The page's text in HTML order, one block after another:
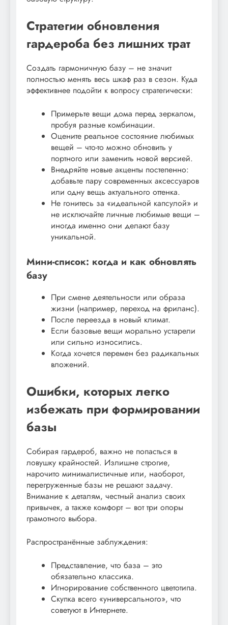
Стратегии обновления
гардероба без лишних трат
Создать гармоничную базу – не значит
полностью менять весь шкаф раз в сезон. Куда
эффективнее подойти к вопросу стратегически:
Примерьте вещи дома перед зеркалом,
пробуя разные комбинации.
Оцените реальное состояние любимых
вещей – что-то можно обновить у
портного или заменить новой версией.
Внедряйте новые акценты постепенно:
добавьте пару современных аксессуаров
или одну вещь актуального оттенка.
Не гонитесь за «идеальной капсулой» и
не исключайте личные любимые вещи –
иногда именно они делают базу
уникальной.
Мини-список: когда и как обновлять
базу
При смене деятельности или образа
жизни (например, переход на фриланс).
После переезда в новый климат.
Если базовые вещи морально устарели
или сильно износились.
Когда хочется перемен без радикальных
вложений.
Ошибки, которых легко
избежать при формировании
базы
Собирая гардероб, важно не попасться в
ловушку крайностей. Излишне строгие,
нарочито минималистичные или, наоборот,
перегруженные базы не решают задачу.
Внимание к деталям, честный анализ своих
привычек, а также комфорт – вот три опоры
грамотного выбора.
Распространённые заблуждения:
Представление, что база – это
обязательно классика.
Игнорирование собственного цветотипа.
Скупка всего «универсального», что
советуют в Интернете.